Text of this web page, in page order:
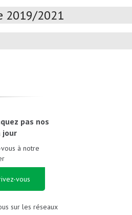
2019/2021
pas nos
jour
à notre
vous
sur les réseaux